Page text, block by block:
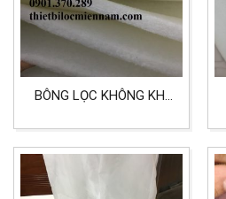
BÔNG LỌC KHÔNG KHÍ
580X580X20MM